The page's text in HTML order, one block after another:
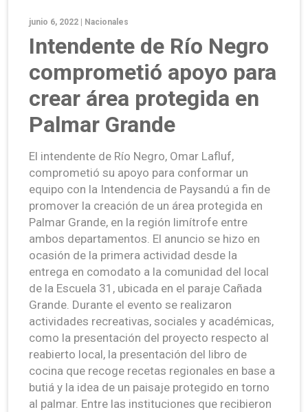
junio 6, 2022 | Nacionales
Intendente de Río Negro
comprometió apoyo para
crear área protegida en
Palmar Grande
El intendente de Río Negro, Omar Lafluf,
comprometió su apoyo para conformar un
equipo con la Intendencia de Paysandú a fin de
promover la creación de un área protegida en
Palmar Grande, en la región limítrofe entre
ambos departamentos. El anuncio se hizo en
ocasión de la primera actividad desde la
entrega en comodato a la comunidad del local
de la Escuela 31, ubicada en el paraje Cañada
Grande. Durante el evento se realizaron
actividades recreativas, sociales y académicas,
como la presentación del proyecto respecto al
reabierto local, la presentación del libro de
cocina que recoge recetas regionales en base a
butiá y la idea de un paisaje protegido en torno
al palmar. Entre las instituciones que recibieron